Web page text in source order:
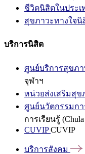
ชีวิตนิสิตในประเ
สุขภาวะทางใจนิ
บริการนิสิต
ศูนย์บริการสุขภ
จุฬาฯ
หน่วยส่งเสริมสุข
ศูนย์นวัตกรรมกา
การเรียนรู้
CUVIPCUVIP
บริการสังคม